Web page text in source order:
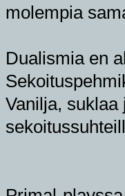
molempia
Dualismia en
Vanilja,